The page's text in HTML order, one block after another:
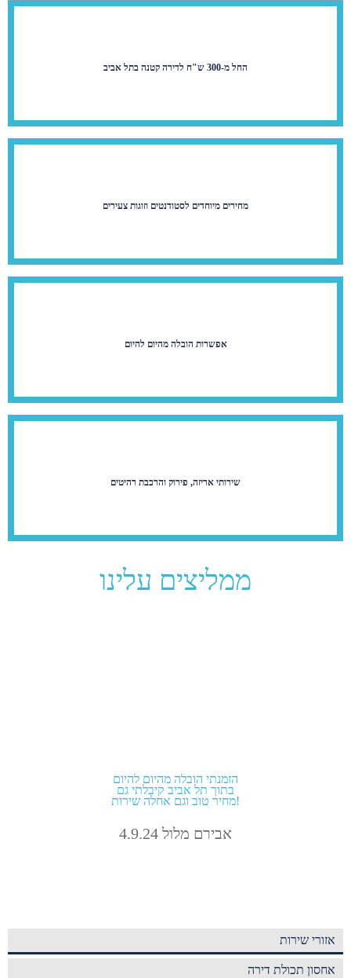
החל מ-300 ש"ח לדירה קטנה בתל אביב
מחירים מיוחדים לסטודנטים וזוגות צעירים
אפשרות הובלה מהיום להיום
שירותי אריזה, פירוק והרכבת רהיטים
ממליצים עלינו
הזמנתי הובלה מהיום להיום
בתוך תל אביב קיבלתי גם
מחיר טוב וגם אחלה שירות!
אבירם מלול 4.9.24
אזורי שירות
אחסון תכולת דירה